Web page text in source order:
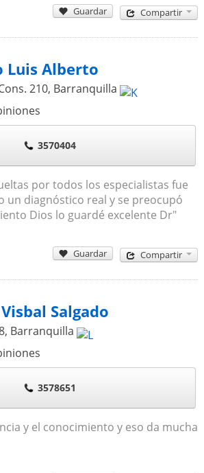
Guardar Compartir
Luis Alberto
210, Barranquilla
3570404
por todos los especialistas fue
un diagnóstico real y se preocupó
Dios lo guardé excelente Dr"
Guardar Compartir
Salgado
, Barranquilla
3578651
y el conocimiento y eso da mucha